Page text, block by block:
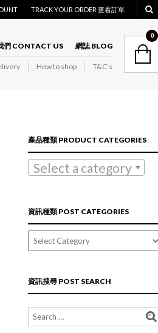
TRACK YOUR ORDER 查看訂單
們 CONTACT US 網誌 BLOG
How to shop T&C’s
0
產品種類 PRODUCT CATEGORIES
Select a category
資訊種類 POST CATEGORIES
資
訊
POST
CATEGORIES
資訊搜尋 POST SEARCH
NAVIGATION